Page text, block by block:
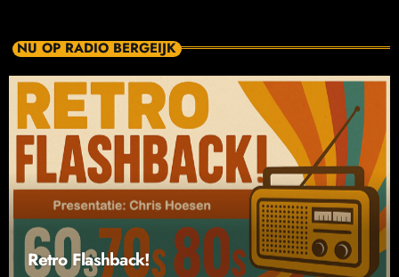
NU OP RADIO BERGEIJK
Retro Flashback!